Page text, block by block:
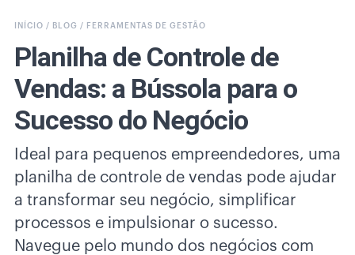
INÍCIO / BLOG / FERRAMENTAS DE GESTÃO
Planilha de Controle de
Vendas: a Bússola para o
Sucesso do Negócio
Ideal para pequenos empreendedores, uma
planilha de controle de vendas pode ajudar
a transformar seu negócio, simplificar
processos e impulsionar o sucesso.
Navegue pelo mundo dos negócios com